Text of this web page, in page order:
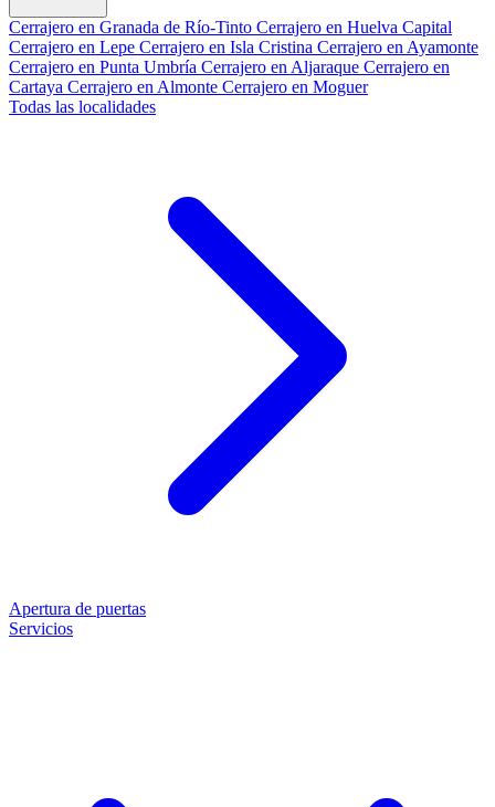
Cerrajero en Granada de Río-Tinto Cerrajero en Huelva Capital
Cerrajero en Lepe Cerrajero en Isla Cristina Cerrajero en Ayamonte
Cerrajero en Punta Umbría Cerrajero en Aljaraque Cerrajero en
Cartaya Cerrajero en Almonte Cerrajero en Moguer
Todas las localidades
Apertura de puertas
Servicios